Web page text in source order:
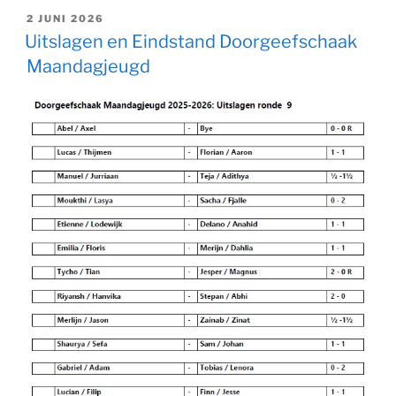
GEPLAATST
OP
2 JUNI 2026
Uitslagen en Eindstand Doorgeefschaak
Maandagjeugd